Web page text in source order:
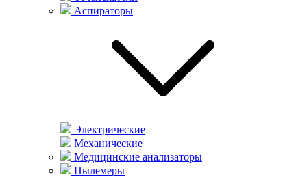
Аспираторы
Электрические
Механические
Медицинские анализаторы
Пылемеры